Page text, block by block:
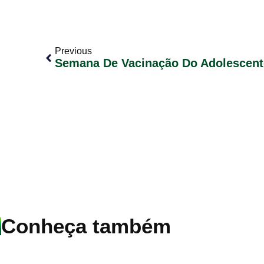
Previous
Semana De Vacinação Do
Conheça também